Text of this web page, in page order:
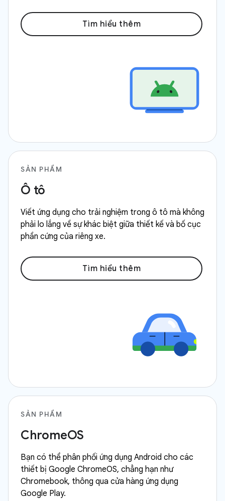
Tìm hiểu thêm
SẢN PHẨM
Ô tô
Viết ứng dụng cho trải nghiệm trong ô tô mà không
phải lo lắng về sự khác biệt giữa thiết kế và bố cục
phần cứng của riêng xe.
Tìm hiểu thêm
SẢN PHẨM
ChromeOS
Bạn có thể phân phối ứng dụng Android cho các
thiết bị Google ChromeOS, chẳng hạn như
Chromebook, thông qua cửa hàng ứng dụng
Google Play.